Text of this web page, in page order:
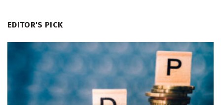
EDITOR'S PICK